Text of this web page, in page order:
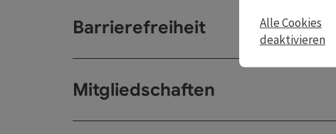
Barrierefreiheit
Mitgliedschaften
Alle Cookies
deaktivieren